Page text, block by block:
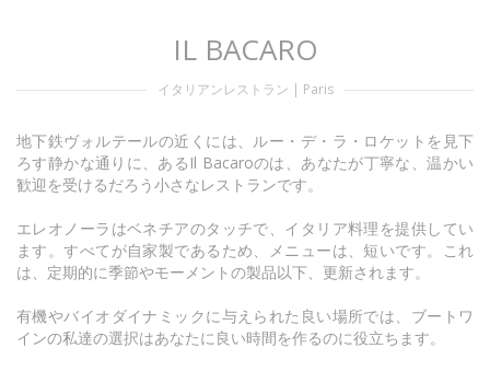
IL BACARO
イタリアンレストラン | Paris
地下鉄ヴォルテールの近くには、ルー・デ・ラ・ロケットを見下
ろす静かな通りに、あるIl Bacaroのは、あなたが丁寧な、温かい
歓迎を受けるだろう小さなレストランです。
エレオノーラはベネチアのタッチで、イタリア料理を提供してい
ます。すべてが自家製であるため、メニューは、短いです。これ
は、定期的に季節やモーメントの製品以下、更新されます。
有機やバイオダイナミックに与えられた良い場所では、ブートワ
インの私達の選択はあなたに良い時間を作るのに役立ちます。